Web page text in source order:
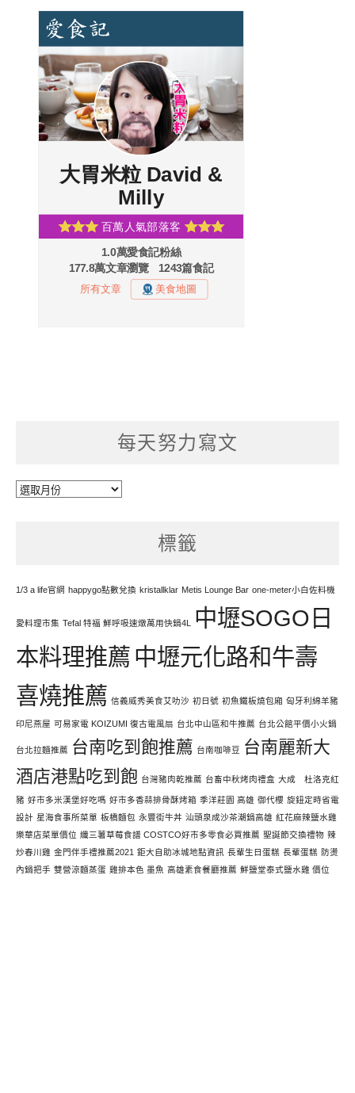
每天努力寫文
每
標籤
1/3 a life官網 happygo點數兌換 kristallklar Metis Lounge Bar one-meter小白佐料機
愛料理市集 Tefal 特福 鮮呼吸速燉萬用快鍋4L
中壢SOGO日
本料理推薦 中壢元化路和牛壽
喜燒推薦 信義威秀美食艾叻沙 初日號 初魚鐵板燒包廂 匈牙利綿羊豬
印尼燕屋 可易家電 KOIZUMI 復古電風扇 台北中山區和牛推薦 台北公館平價小火鍋
台北拉麵推薦 台南吃到飽推薦 台南咖啡豆 台南麗新大
酒店港點吃到飽 台灣豬肉乾推薦 台畜中秋烤肉禮盒 大成 杜洛克紅
豬 好市多米漢堡好吃嗎 好市多香蒜排骨酥烤箱 季洋莊園 高雄 御代櫻 旋鈕定時省電
設計 星海食事所菜單 板橋麵包 永豐街牛丼 汕頭泉成沙茶潮鍋高雄 紅花麻辣鹽水雞
樂華店菜單價位 纖三薯草莓食譜 COSTCO好市多零食必買推薦 聖誕節交換禮物 辣
炒春川雞 金門伴手禮推薦2021 鉅大自助冰城地點資訊 長輩生日蛋糕 長輩蛋糕 防燙
內鍋把手 雙營涼麵蒸蛋 雞排本色 墨魚 高雄素食餐廳推薦 鮮鹽堂泰式鹽水雞 價位